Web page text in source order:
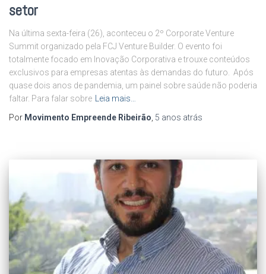
setor
Na última sexta-feira (26), aconteceu o 2º Corporate Venture
Summit organizado pela FCJ Venture Builder. O evento foi
totalmente focado em Inovação Corporativa e trouxe conteúdos
exclusivos para empresas atentas às demandas do futuro. Após
quase dois anos de pandemia, um painel sobre saúde não poderia
faltar. Para falar sobre
Leia mais…
Por Movimento Empreende Ribeirão 5 anos atrás